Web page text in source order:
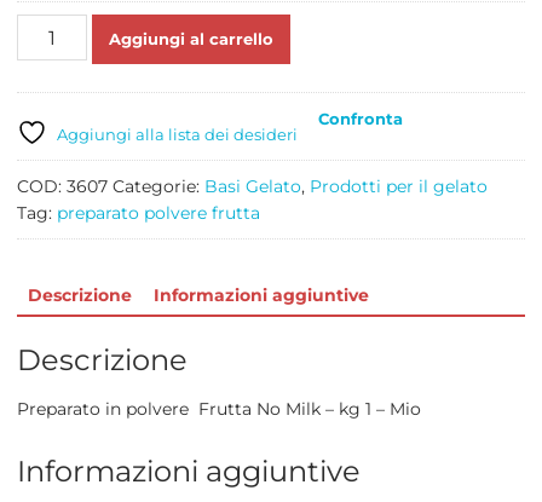
BASE
KG
1
quantità
Aggiungi al carrello
Aggiungi alla lista dei desideri
Confronta
COD: 3607 Categorie: Basi Gelato, Prodotti per il gelato
Tag: preparato polvere frutta
Descrizione Informazioni aggiuntive
Descrizione
Preparato in polvere Frutta No Milk – kg 1 – Mio
Informazioni aggiuntive